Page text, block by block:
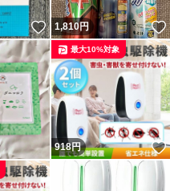
いいね！
1,810円
918円
最大10%対象